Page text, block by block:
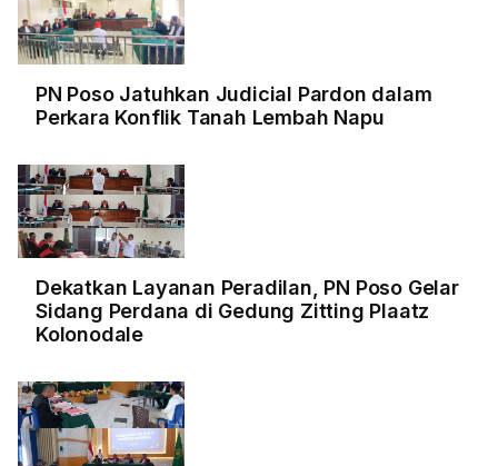
PN Poso Jatuhkan Judicial Pardon dalam
Perkara Konflik Tanah Lembah Napu
Dekatkan Layanan Peradilan, PN Poso Gelar
Sidang Perdana di Gedung Zitting Plaatz
Kolonodale